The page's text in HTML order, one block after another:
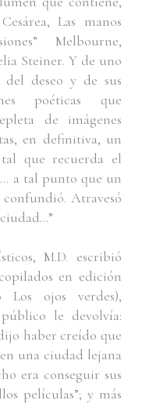
Las manos
Melbourne,
Steiner. Y de uno
deseo y de sus
poéticas que
de imágenes
en definitiva, un
que recuerda el
a tal punto que un
confundió. Atravesó
M.D. escribió
en edición
ojos verdes),
le devolvía:
haber creído que
una ciudad lejana
era conseguir sus
películas”; y más